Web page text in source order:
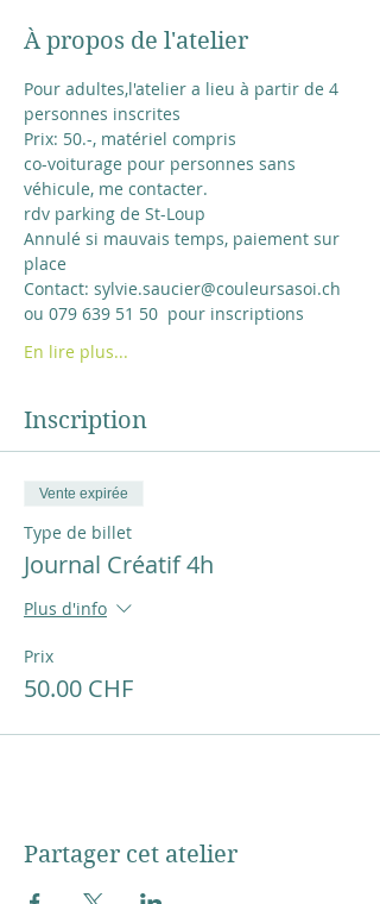
À propos de l'atelier
Pour adultes,l'atelier a lieu à partir de 4
personnes inscrites
Prix: 50.-, matériel compris
co-voiturage pour personnes sans
véhicule, me contacter.
rdv parking de St-Loup
Annulé si mauvais temps, paiement sur
place
Contact: sylvie.saucier@couleursasoi.ch
ou 079 639 51 50  pour inscriptions
En lire plus...
Inscription
Vente expirée
Type de billet
Journal Créatif 4h
Plus d'info
Prix
50.00 CHF
Partager cet atelier